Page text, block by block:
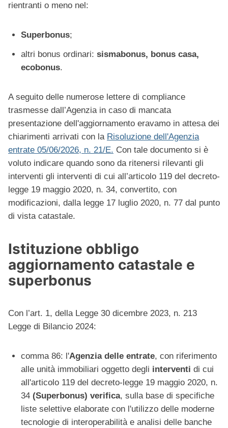
rientranti o meno nel:
Superbonus;
altri bonus ordinari: sismabonus, bonus casa,
ecobonus.
A seguito delle numerose lettere di compliance
trasmesse dall’Agenzia in caso di mancata
presentazione dell'aggiornamento eravamo in attesa dei
chiarimenti arrivati con la Risoluzione dell'Agenzia
entrate 05/06/2026, n. 21/E. Con tale documento si è
voluto indicare quando sono da ritenersi rilevanti gli
interventi gli interventi di cui all’articolo 119 del decreto-
legge 19 maggio 2020, n. 34, convertito, con
modificazioni, dalla legge 17 luglio 2020, n. 77 dal punto
di vista catastale.
Istituzione obbligo
aggiornamento catastale e
superbonus
Con l’art. 1, della Legge 30 dicembre 2023, n. 213
Legge di Bilancio 2024:
comma 86: l'Agenzia delle entrate, con riferimento
alle unità immobiliari oggetto degli interventi di cui
all'articolo 119 del decreto-legge 19 maggio 2020, n.
34 (Superbonus) verifica, sulla base di specifiche
liste selettive elaborate con l'utilizzo delle moderne
tecnologie di interoperabilità e analisi delle banche